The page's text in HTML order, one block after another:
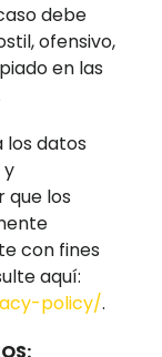
debe
ofensivo,
en las
los datos
y
que los
con fines
aquí:
policy/.